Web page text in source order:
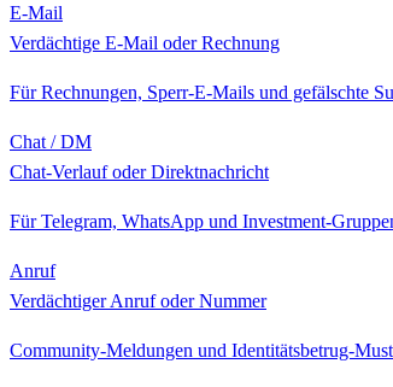
E-Mail
Verdächtige E-Mail oder Rechnung
Für Rechnungen, Sperr-E-Mails und gefälschte
Chat / DM
Chat-Verlauf oder Direktnachricht
Für Telegram, WhatsApp und Investment-
Anruf
Verdächtiger Anruf oder Nummer
Community-Meldungen und Identitätsbetrug-